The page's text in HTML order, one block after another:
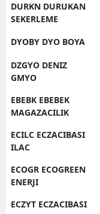
DURKN DURUKAN
SEKERLEME
DYOBY DYO BOYA
DZGYO DENIZ
GMYO
EBEBK EBEBEK
MAGAZACILIK
ECILC ECZACIBASI
ILAC
ECOGR ECOGREEN
ENERJI
ECZYT ECZACIBASI